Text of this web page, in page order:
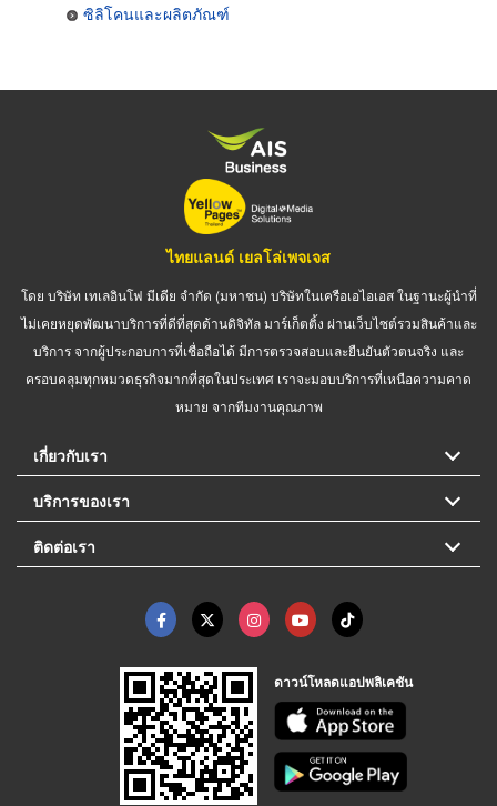
ซิลิโคนและผลิตภัณฑ์
ไทยแลนด์ เยลโล่เพจเจส
โดย บริษัท เทเลอินโฟ มีเดีย จำกัด (มหาชน) บริษัทในเครือเอไอเอส ในฐานะผู้นำที่
ไม่เคยหยุดพัฒนาบริการที่ดีที่สุดด้านดิจิทัล มาร์เก็ตติ้ง ผ่านเว็บไซต์รวมสินค้าและ
บริการ จากผู้ประกอบการที่เชื่อถือได้ มีการตรวจสอบและยืนยันตัวตนจริง และ
ครอบคลุมทุกหมวดธุรกิจมากที่สุดในประเทศ เราจะมอบบริการที่เหนือความคาด
หมาย จากทีมงานคุณภาพ
เกี่ยวกับเรา
บริการของเรา
ติดต่อเรา
ดาวน์โหลดแอปพลิเคชัน